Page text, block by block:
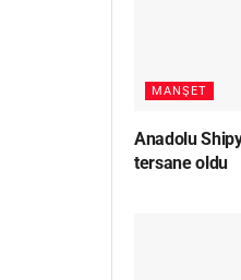
MANŞET
Anadolu
tersane oldu